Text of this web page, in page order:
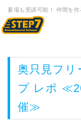
夏場も受講可能！ 仲間を
奥只見フリ
プ レポ
催≫